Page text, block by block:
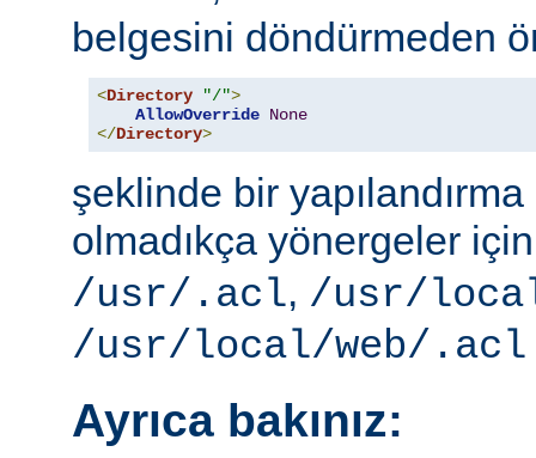
belgesini döndürmeden
<Directory "/">
AllowOverride None
</Directory>
şeklinde bir
olmadıkça yönergeler
/usr/.acl, /usr/
/usr/local/web/.acl
Ayrıca bakınız: